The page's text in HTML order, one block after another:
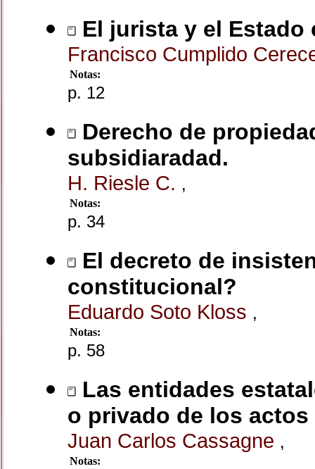
El jurista y el Estado
Francisco Cumplido
Notas:
p. 12
Derecho de
subsidiaradad.
H. Riesle C. ,
Notas:
p. 34
El decreto de
constitucional?
Eduardo Soto Kloss ,
Notas:
p. 58
Las entidades
o privado de los
Juan Carlos Cassagne ,
Notas: